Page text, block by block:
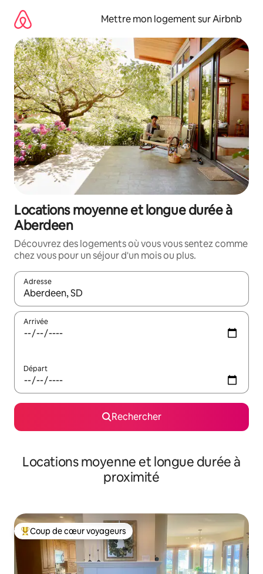
directement
contenu
Mettre mon logement sur Airbnb
Locations moyenne et longue durée à
Aberdeen
Découvrez des logements où vous vous sentez comme
chez vous pour un séjour d'un mois ou plus.
Adresse
Lorsque les résultats s'affichent, utilisez les flèches vers le
Arrivée
Départ
Rechercher
Locations moyenne et longue durée à
proximité
Coups de cœur voyageurs les plus appréciés
Coup de cœur voyageurs